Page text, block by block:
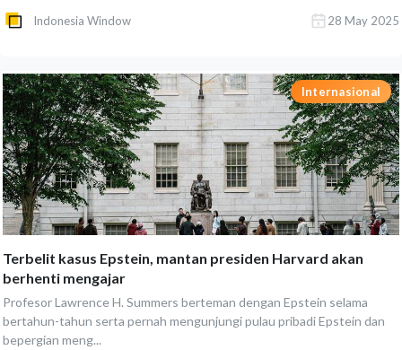
Indonesia Window 28 May 2025
Internasional
Terbelit kasus Epstein, mantan presiden Harvard akan
berhenti mengajar
Profesor Lawrence H. Summers berteman dengan Epstein selama
bertahun-tahun serta pernah mengunjungi pulau pribadi Epstein dan
bepergian meng...